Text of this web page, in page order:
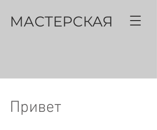
МАСТЕРСКАЯ
Привет